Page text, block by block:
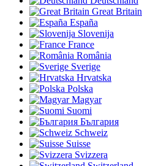
Great Britain
España
Slovenija
France
România
Sverige
Hrvatska
Polska
Magyar
Suomi
България
Schweiz
Suisse
Svizzera